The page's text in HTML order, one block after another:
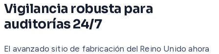
Vigilancia robusta para
auditorías 24/7
El avanzado sitio de fabricación del Reino Unido ahora